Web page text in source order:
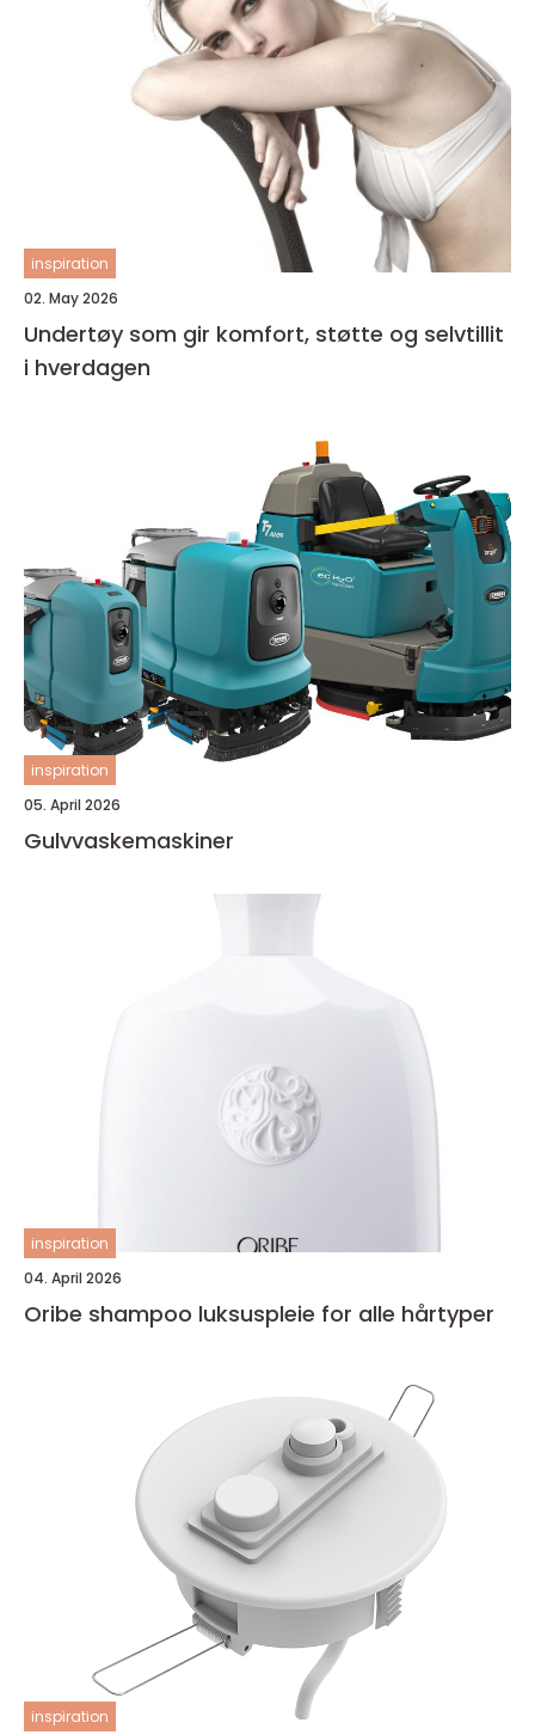
inspiration
02. May 2026
Undertøy som gir komfort, støtte og selvtillit
i hverdagen
inspiration
05. April 2026
Gulvvaskemaskiner
inspiration
04. April 2026
Oribe shampoo luksuspleie for alle hårtyper
inspiration